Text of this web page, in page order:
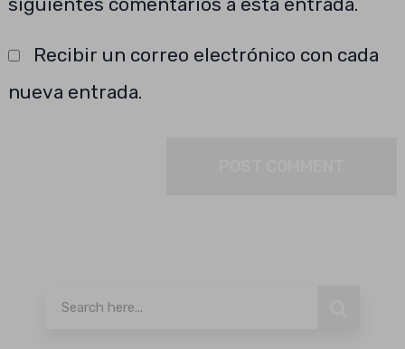
Recibir un correo electrónico con cada
nueva entrada.